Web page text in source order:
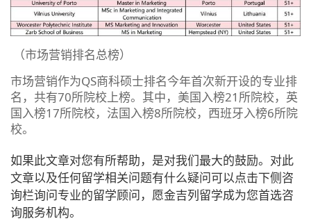
（市场营销排名总榜）
市场营销作为QS商科硕士排名今年首次新开设的专业排
名，共有70所院校上榜。其中，美国入榜21所院校，英
国入榜17所院校，法国入榜8所院校，西班牙入榜6所院
校。
如果此文章对您有所帮助，是对我们最大的鼓励。对此
文章以及任何留学相关问题有什么疑问可以点击下侧咨
询栏询问专业的留学顾问，愿金吉列留学成为您首选咨
询服务机构。